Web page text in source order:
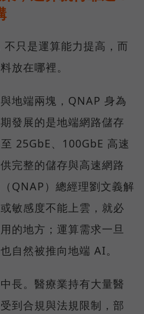
只是運算能力提高，而
放在哪裡。
地端兩塊，QNAP 身為
發展的是地端網路儲存
25GbE、100GbE 高速
完整的儲存與高速網路
QNAP）總經理劉文義解
敏感度不能上雲，就必
的地方；運算需求一旦
自然被推向地端 AI。
長。醫療業持有大量醫
到合規與法規限制，部